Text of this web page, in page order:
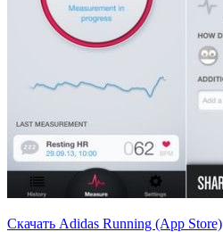
Скачать Adidas Running (App Store)